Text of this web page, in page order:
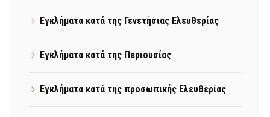
Εγκλήματα κατά της Γενετήσιας Ελευθερίας
Εγκλήματα κατά της Περιουσίας
Εγκλήματα κατά της προσωπικής Ελευθερίας